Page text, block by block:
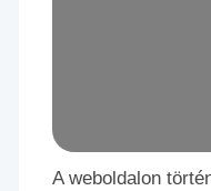
A weboldalon